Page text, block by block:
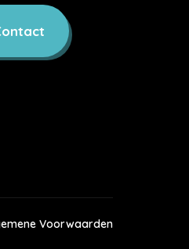
Voorwaarden